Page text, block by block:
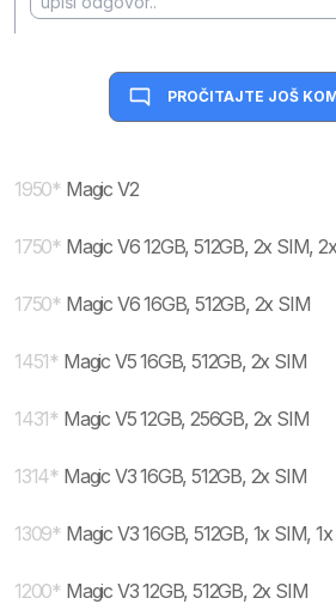
PROČITAJTE JOŠ
1950* Magic V2
1750* Magic V6 12GB, 512GB, 2x SIM,
1750* Magic V6 16GB, 512GB, 2x SIM
1451* Magic V5 16GB, 512GB, 2x SIM
1431* Magic V5 12GB, 256GB, 2x SIM
1314* Magic V3 16GB, 512GB, 2x SIM
1309* Magic V3 16GB, 512GB, 1x SIM,
1200* Magic V3 12GB, 512GB, 2x SIM